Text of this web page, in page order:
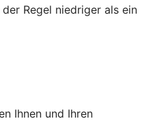
Regel niedriger als ein
Ihnen und Ihren